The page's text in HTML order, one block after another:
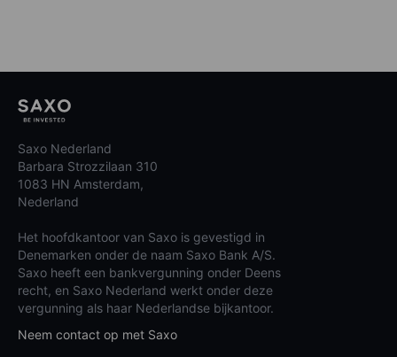
Saxo Nederland
Barbara Strozzilaan 310
1083 HN Amsterdam,
Nederland
Het hoofdkantoor van Saxo is gevestigd in
Denemarken onder de naam Saxo Bank A/S.
Saxo heeft een bankvergunning onder Deens
recht, en Saxo Nederland werkt onder deze
vergunning als haar Nederlandse bijkantoor.
Neem contact op met Saxo